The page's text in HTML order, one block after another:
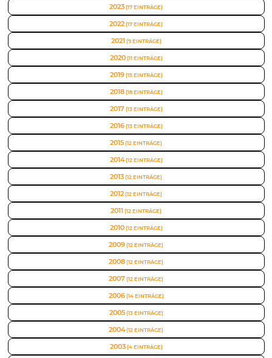
2023 (17 EINTRÄGE)
2022 (17 EINTRÄGE)
2021 (9 EINTRÄGE)
2020(11 EINTRÄGE)
2019(15 EINTRÄGE)
2018(18 EINTRÄGE)
2017 (13 EINTRÄGE)
2016(13 EINTRÄGE)
2015 (12 EINTRÄGE)
2014(12 EINTRÄGE)
2013 (12 EINTRÄGE)
2012 (12 EINTRÄGE)
2011 (12 EINTRÄGE)
2010(12 EINTRÄGE)
2009 (12 EINTRÄGE)
2008 (12 EINTRÄGE)
2007 (12 EINTRÄGE)
2006(14 EINTRÄGE)
2005(13 EINTRÄGE)
2004(12 EINTRÄGE)
2003(4 EINTRÄGE)